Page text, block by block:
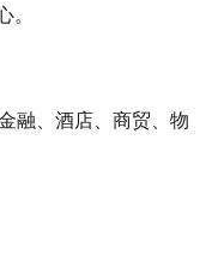
。
融、酒店、商贸、物